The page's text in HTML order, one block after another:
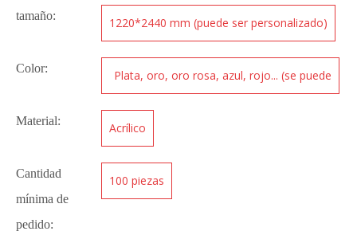
tamaño: 1220*2440 mm (puede ser personalizado)
Color:
Plata, oro, oro rosa, azul, rojo... (se puede
Material: Acrílico
Cantidad
mínima de
pedido:
100 piezas